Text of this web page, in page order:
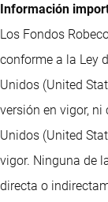
Información
Los Fondos
conforme a la Ley
Unidos (United
versión en vigor, ni
Unidos (United
vigor. Ninguna de
directa o